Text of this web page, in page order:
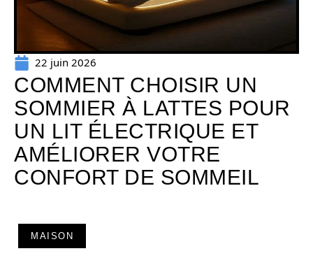
22 juin 2026
COMMENT CHOISIR UN
SOMMIER À LATTES POUR
UN LIT ÉLECTRIQUE ET
AMÉLIORER VOTRE
CONFORT DE SOMMEIL
MAISON